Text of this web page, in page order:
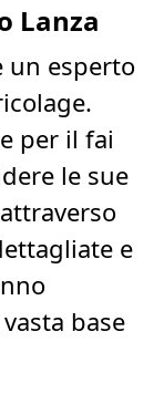
Lanza
un esperto
per il fai
le sue
e
base